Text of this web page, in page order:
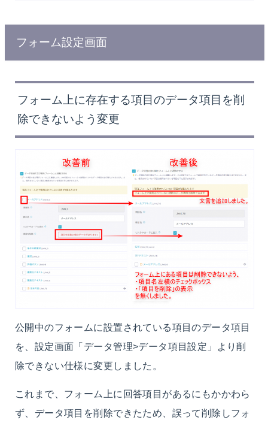
フォーム設定画面
フォーム上に存在する項目のデータ項目を削
除できないよう変更
公開中のフォームに設置されている項目のデータ項目
を、設定画面「データ管理>データ項目設定」より削
除できない仕様に変更しました。
これまで、フォーム上に回答項目があるにもかかわら
ず、データ項目を削除できたため、誤って削除しフォ